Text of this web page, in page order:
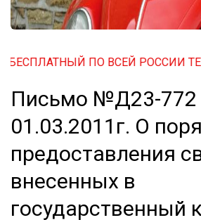
ПО ВСЕЙ РОССИИ
Письмо №Д23-772
01.03.2011г. О
предоставления
внесенных в
государственный